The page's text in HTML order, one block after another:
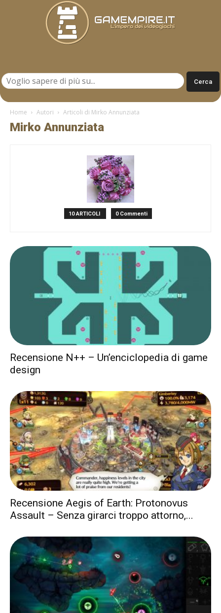
Home Autori Articoli di Mirko Annunziata
Mirko Annunziata
10 ARTICOLI 0 Commenti
Recensione N++ – Un’enciclopedia di game
design
Recensione Aegis of Earth: Protonovus
Assault – Senza girarci troppo attorno,...